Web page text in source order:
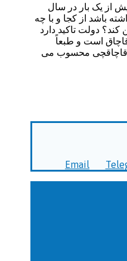
از یک بار در سال
باشد از کجا و با چه
کند؟ دولت تاکید دارد
از 4200 تومان،‌ قاچاق است و طبعاً
قاچاقچی محسوب می
Email